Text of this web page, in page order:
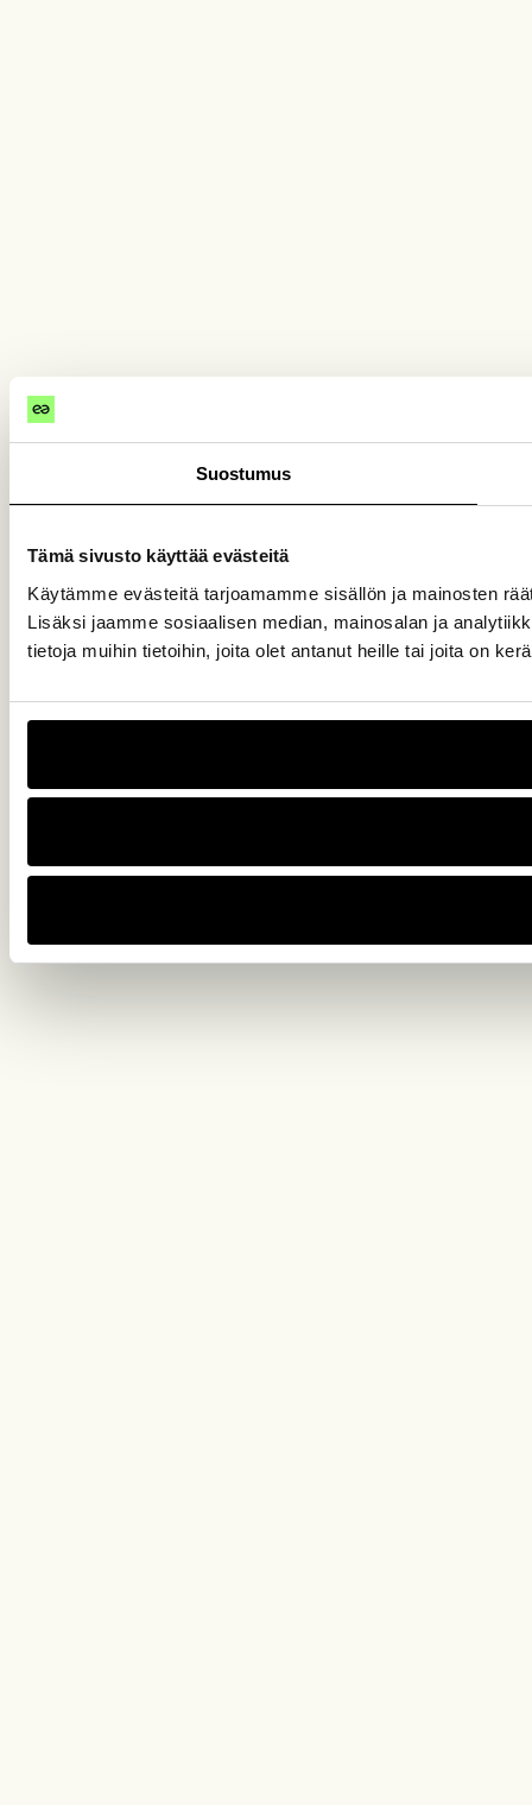
Suostumus
Tämä sivusto käyttää evästeitä
Käytämme evästeitä tarjoamamme sisällön ja mainosten
Lisäksi jaamme sosiaalisen median, mainosalan ja
tietoja muihin tietoihin, joita olet antanut heille tai joita on